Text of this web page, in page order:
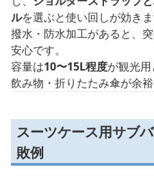
ルを選ぶと使い回しが効きま
撥水・防水加工があると、
安心です。
容量は10〜15L程度が観光
飲み物・折りたたみ傘が余
スーツケース用サブ
敗例